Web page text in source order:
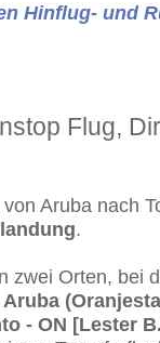
Hinflug- und
Flug,
Aruba nach
.
zwei Orten, bei
- ON [Lester